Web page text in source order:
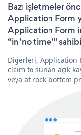
Bazı işletmeler
Application Form
Application Form
“in 'no time'”
Diğerleri, Application
claim to sunan açık
veya at rock-bottom